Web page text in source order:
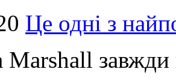
Це однi з
Marshall завжди